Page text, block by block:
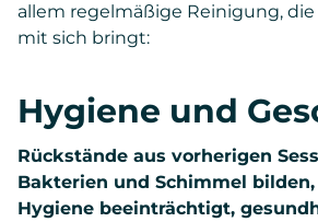
allem regelmäßige Reinigung,
mit sich bringt:
Hygiene und
Rückstände aus vorherigen
Bakterien und Schimmel
Hygiene beeinträchtigt,